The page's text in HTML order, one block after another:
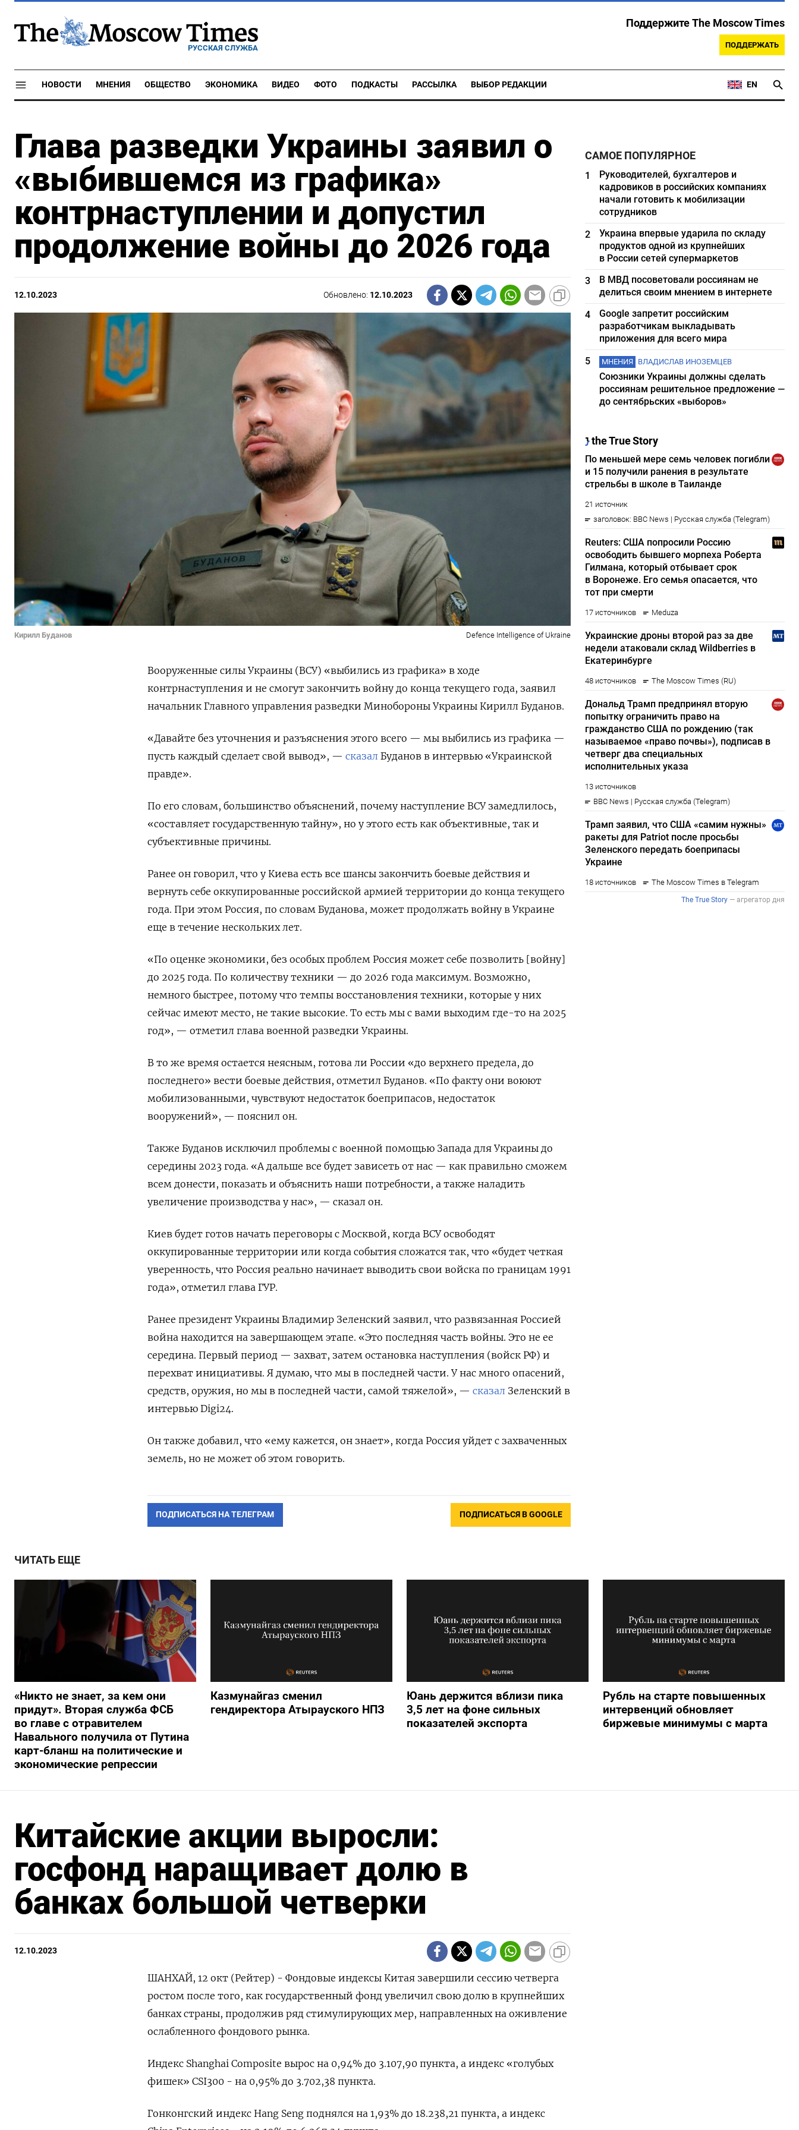
РУССКАЯ СЛУЖБА
Поддержите The Moscow Times
ПОДДЕРЖАТЬ
НОВОСТИ МНЕНИЯ ОБЩЕСТВО ЭКОНОМИКА ВИДЕО ФОТО ПОДКАСТЫ РАССЫЛКА ВЫБОР РЕДАКЦИИ EN
Глава разведки Украины заявил о
«выбившемся из графика»
контрнаступлении и допустил
продолжение войны до 2026 года
12.10.2023 Обновлено: 12.10.2023
Кирилл Буданов Defence Intelligence of Ukraine
Вооруженные силы Украины (ВСУ) «выбились из графика» в ходе
контрнаступления и не смогут закончить войну до конца текущего года, заявил
начальник Главного управления разведки Минобороны Украины Кирилл Буданов.
«Давайте без уточнения и разъяснения этого всего — мы выбились из графика —
пусть каждый сделает свой вывод», — сказал Буданов в интервью «Украинской
правде».
По его словам, большинство объяснений, почему наступление ВСУ замедлилось,
«составляет государственную тайну», но у этого есть как объективные, так и
субъективные причины.
Ранее он говорил, что у Киева есть все шансы закончить боевые действия и
вернуть себе оккупированные российской армией территории до конца текущего
года. При этом Россия, по словам Буданова, может продолжать войну в Украине
еще в течение нескольких лет.
«По оценке экономики, без особых проблем Россия может себе позволить [войну]
до 2025 года. По количеству техники — до 2026 года максимум. Возможно,
немного быстрее, потому что темпы восстановления техники, которые у них
сейчас имеют место, не такие высокие. То есть мы с вами выходим где-то на 2025
год», — отметил глава военной разведки Украины.
В то же время остается неясным, готова ли России «до верхнего предела, до
последнего» вести боевые действия, отметил Буданов. «По факту они воюют
мобилизованными, чувствуют недостаток боеприпасов, недостаток
вооружений», — пояснил он.
Также Буданов исключил проблемы с военной помощью Запада для Украины до
середины 2023 года. «А дальше все будет зависеть от нас — как правильно сможем
всем донести, показать и объяснить наши потребности, а также наладить
увеличение производства у нас», — сказал он.
Киев будет готов начать переговоры с Москвой, когда ВСУ освободят
оккупированные территории или когда события сложатся так, что «будет четкая
уверенность, что Россия реально начинает выводить свои войска по границам 1991
года», отметил глава ГУР.
Ранее президент Украины Владимир Зеленский заявил, что развязанная Россией
война находится на завершающем этапе. «Это последняя часть войны. Это не ее
середина. Первый период — захват, затем остановка наступления (войск РФ) и
перехват инициативы. Я думаю, что мы в последней части. У нас много опасений,
средств, оружия, но мы в последней части, самой тяжелой», — сказал Зеленский в
интервью Digi24.
Он также добавил, что «ему кажется, он знает», когда Россия уйдет с захваченных
земель, но не может об этом говорить.
ПОДПИСАТЬСЯ НА ТЕЛЕГРАМ ПОДПИСАТЬСЯ В GOOGLE
САМОЕ ПОПУЛЯРНОЕ
1
Руководителей, бухгалтеров и
кадровиков в российских компаниях
начали готовить к мобилизации
сотрудников
2
Украина впервые ударила по складу
продуктов одной из крупнейших
в России сетей супермаркетов
3
В МВД посоветовали россиянам не
делиться своим мнением в интернете
4
Google запретит российским
разработчикам выкладывать
приложения для всего мира
5
МНЕНИЯ ВЛАДИСЛАВ ИНОЗЕМЦЕВ
Союзники Украины должны сделать
россиянам решительное предложение —
до сентябрьских «выборов»
ЧИТАТЬ ЕЩЕ
«Никто не знает, за кем они
придут». Вторая служба ФСБ
во главе с отравителем
Навального получила от Путина
карт-бланш на политические и
экономические репрессии
Казмунайгаз сменил
гендиректора Атырауского НПЗ
Юань держится вблизи пика
3,5 лет на фоне сильных
показателей экспорта
Рубль на старте повышенных
интервенций обновляет
биржевые минимумы с марта
Китайские акции выросли:
госфонд наращивает долю в
банках большой четверки
12.10.2023
ШАНХАЙ, 12 окт (Рейтер) - Фондовые индексы Китая завершили сессию четверга
ростом после того, как государственный фонд увеличил свою долю в крупнейших
банках страны, продолжив ряд стимулирующих мер, направленных на оживление
ослабленного фондового рынка.
Индекс Shanghai Composite вырос на 0,94% до 3.107,90 пункта, а индекс «голубых
фишек» CSI300 - на 0,95% до 3.702,38 пункта.
Гонконгский индекс Hang Seng поднялся на 1,93% до 18.238,21​ пункта, а индекс